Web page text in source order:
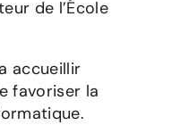
de l’École
accueillir
favoriser la